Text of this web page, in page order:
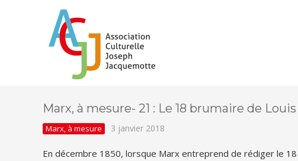
Marx, à mesure- 21 : Le 18 brumaire de
Marx, à mesure 3 janvier 2018
En décembre 1850, lorsque Marx entreprend de rédiger le